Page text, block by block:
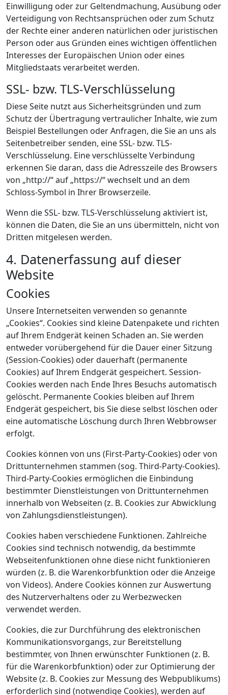
Einwilligung oder zur Geltendmachung, Ausübung oder
Verteidigung von Rechtsansprüchen oder zum Schutz
der Rechte einer anderen natürlichen oder juristischen
Person oder aus Gründen eines wichtigen öffentlichen
Interesses der Europäischen Union oder eines
Mitgliedstaats verarbeitet werden.
SSL- bzw. TLS-Verschlüsselung
Diese Seite nutzt aus Sicherheitsgründen und zum
Schutz der Übertragung vertraulicher Inhalte, wie zum
Beispiel Bestellungen oder Anfragen, die Sie an uns als
Seitenbetreiber senden, eine SSL- bzw. TLS-
Verschlüsselung. Eine verschlüsselte Verbindung
erkennen Sie daran, dass die Adresszeile des Browsers
von „http://“ auf „https://“ wechselt und an dem
Schloss-Symbol in Ihrer Browserzeile.
Wenn die SSL- bzw. TLS-Verschlüsselung aktiviert ist,
können die Daten, die Sie an uns übermitteln, nicht von
Dritten mitgelesen werden.
4. Datenerfassung auf dieser
Website
Cookies
Unsere Internetseiten verwenden so genannte
„Cookies“. Cookies sind kleine Datenpakete und richten
auf Ihrem Endgerät keinen Schaden an. Sie werden
entweder vorübergehend für die Dauer einer Sitzung
(Session-Cookies) oder dauerhaft (permanente
Cookies) auf Ihrem Endgerät gespeichert. Session-
Cookies werden nach Ende Ihres Besuchs automatisch
gelöscht. Permanente Cookies bleiben auf Ihrem
Endgerät gespeichert, bis Sie diese selbst löschen oder
eine automatische Löschung durch Ihren Webbrowser
erfolgt.
Cookies können von uns (First-Party-Cookies) oder von
Drittunternehmen stammen (sog. Third-Party-Cookies).
Third-Party-Cookies ermöglichen die Einbindung
bestimmter Dienstleistungen von Drittunternehmen
innerhalb von Webseiten (z. B. Cookies zur Abwicklung
von Zahlungsdienstleistungen).
Cookies haben verschiedene Funktionen. Zahlreiche
Cookies sind technisch notwendig, da bestimmte
Webseitenfunktionen ohne diese nicht funktionieren
würden (z. B. die Warenkorbfunktion oder die Anzeige
von Videos). Andere Cookies können zur Auswertung
des Nutzerverhaltens oder zu Werbezwecken
verwendet werden.
Cookies, die zur Durchführung des elektronischen
Kommunikationsvorgangs, zur Bereitstellung
bestimmter, von Ihnen erwünschter Funktionen (z. B.
für die Warenkorbfunktion) oder zur Optimierung der
Website (z. B. Cookies zur Messung des Webpublikums)
erforderlich sind (notwendige Cookies), werden auf